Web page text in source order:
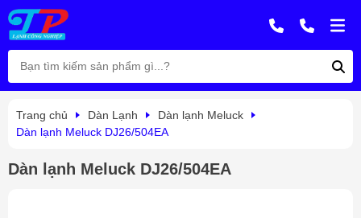
Trang chủ Dàn Lạnh
Dàn lạnh Meluck
Dàn lạnh Meluck DJ26/504EA
Dàn lạnh Meluck DJ26/504EA